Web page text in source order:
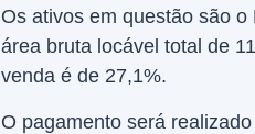
Os ativos em questão são
área bruta locável total de
venda é de 27,1%.
O pagamento será